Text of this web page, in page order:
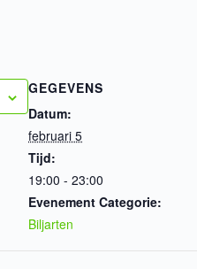
GEGEVENS
Datum:
februari 5
Tijd:
19:00 - 23:00
Evenement Categorie:
Biljarten